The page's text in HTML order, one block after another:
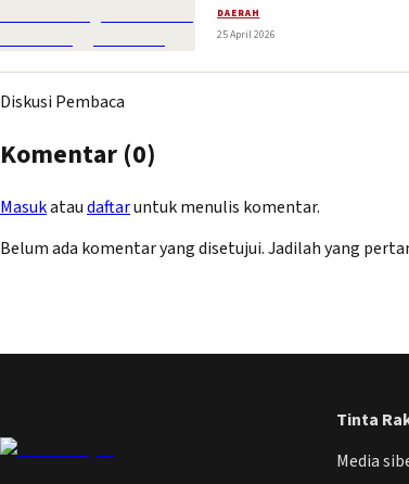
DAERAH
25 April 2026
Diskusi Pembaca
Komentar (0)
Masukataudaftaruntuk menulis komentar.
Belum ada komentar yang disetujui. Jadilah yang
Tinta
Media